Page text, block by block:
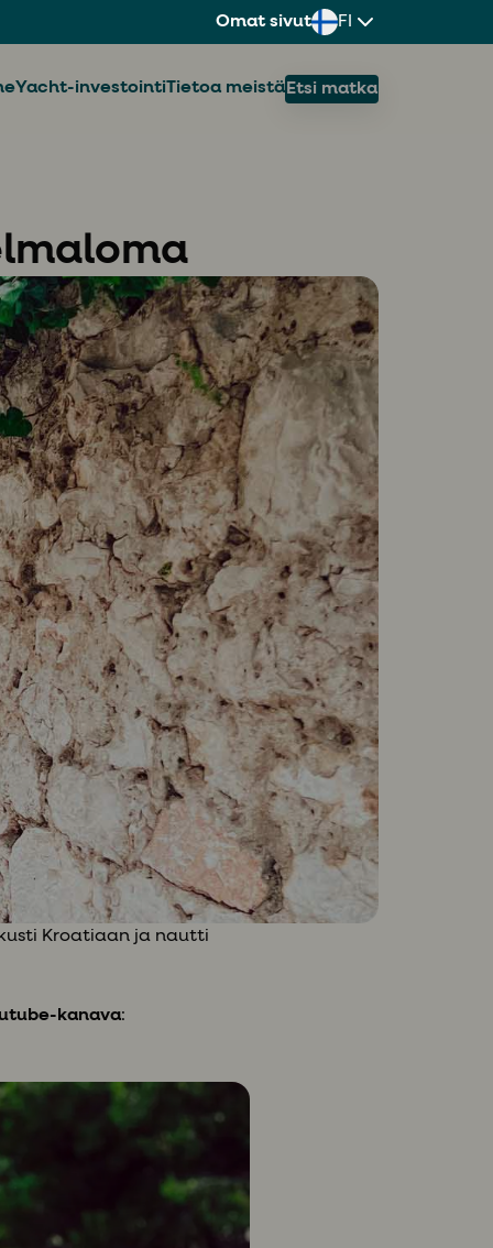
Omat sivut FI
Yacht-investointiTietoa meistä Etsi matka
Kroatiaan ja nautti
kanava: